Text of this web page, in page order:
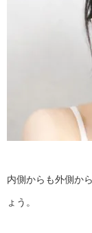
内側からも外側か
ょう。